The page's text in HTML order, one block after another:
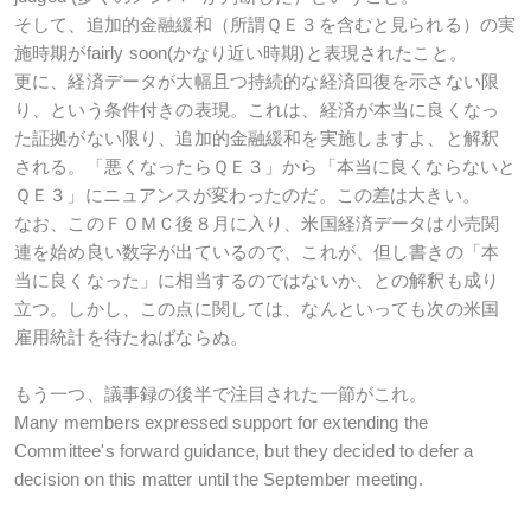
そして、追加的金融緩和（所謂ＱＥ３を含むと見られる）の実
施時期がfairly soon(かなり近い時期)と表現されたこと。
更に、経済データが大幅且つ持続的な経済回復を示さない限
り、という条件付きの表現。これは、経済が本当に良くなっ
た証拠がない限り、追加的金融緩和を実施しますよ、と解釈
される。「悪くなったらＱＥ３」から「本当に良くならないと
ＱＥ３」にニュアンスが変わったのだ。この差は大きい。
なお、このＦＯＭＣ後８月に入り、米国経済データは小売関
連を始め良い数字が出ているので、これが、但し書きの「本
当に良くなった」に相当するのではないか、との解釈も成り
立つ。しかし、この点に関しては、なんといっても次の米国
雇用統計を待たねばならぬ。
もう一つ、議事録の後半で注目された一節がこれ。
Many members expressed support for extending the
Committee's forward guidance, but they decided to defer a
decision on this matter until the September meeting.